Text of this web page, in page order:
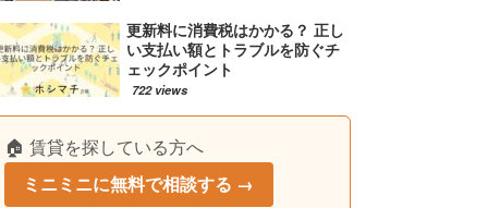
更新料に消費税はかかる？ 正し
い支払い額とトラブルを防ぐチ
ェックポイント
722 views
🏠 賃貸を探している方へ
ミニミニに無料で相談する →